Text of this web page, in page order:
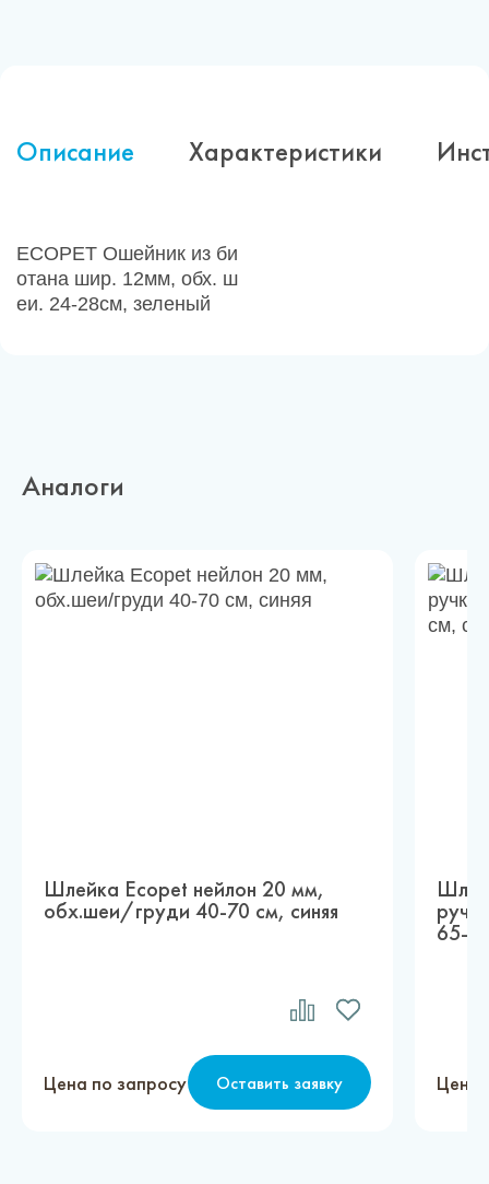
Описание Характеристики
ECOPET Ошейник из би
отана шир. 12мм, обх. ш
еи. 24-28см, зеленый
Аналоги
Шлейка Ecopet нейлон 20 мм,
обх.шеи/груди 40-70 см, синяя
Цена по запросу Оставить заявку
65-
Цена